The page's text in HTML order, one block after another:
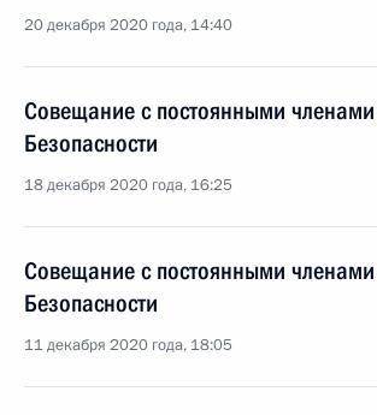
20 декабря 2020 года, 14:40
Совещание с постоянными
Безопасности
18 декабря 2020 года, 16:25
Совещание с постоянными
Безопасности
11 декабря 2020 года, 18:05